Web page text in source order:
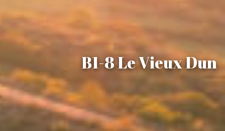
B1-8 Le Vieux Dun